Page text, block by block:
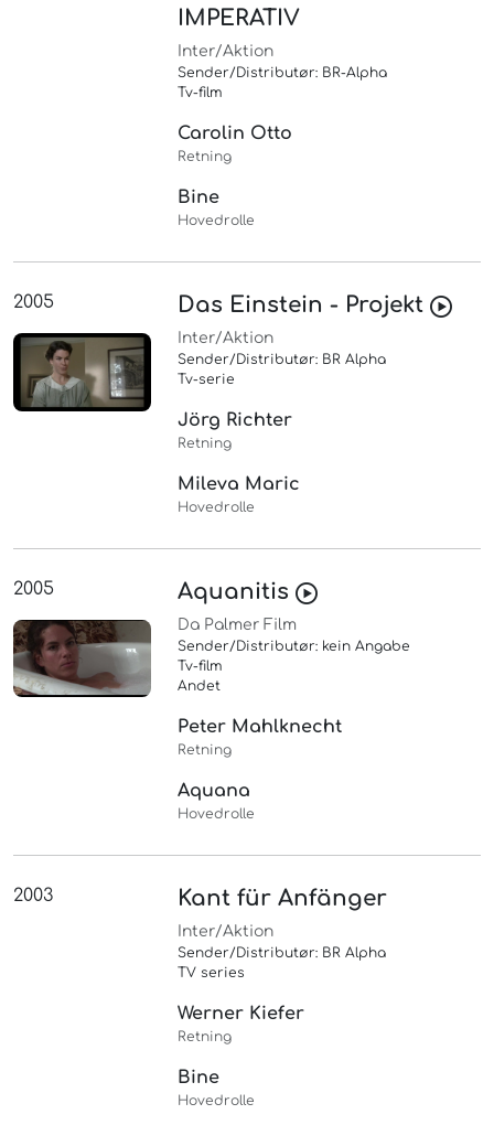
IMPERATIV
Inter/Aktion
Sender/Distributør: BR-Alpha
Tv-film
Carolin Otto
Retning
Bine
Hovedrolle
2005 Das Einstein - Projekt
Inter/Aktion
Sender/Distributør: BR Alpha
Tv-serie
Jörg Richter
Retning
Mileva Maric
Hovedrolle
2005 Aquanitis
Da Palmer Film
Sender/Distributør: kein Angabe
Tv-film
Andet
Peter Mahlknecht
Retning
Aquana
Hovedrolle
2003 Kant für Anfänger
Inter/Aktion
Sender/Distributør: BR Alpha
TV series
Werner Kiefer
Retning
Bine
Hovedrolle